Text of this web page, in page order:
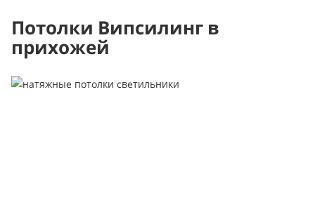
Потолки Випсилинг в
прихожей